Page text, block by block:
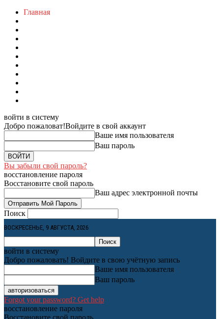
Главная
войти в систему
Добро пожаловат!Войдите в свой аккаунт
Ваше имя пользователя
Ваш пароль
Вы забыли свой пароль?
восстановление пароля
Восстановите свой пароль
Ваш адрес электронной почты
Поиск
ВОСКРЕСЕНЬЕ, 9 АВГУСТА, 2026
войти в систему
Добро пожаловать! Войдите в свою учётную запись
Ваше имя пользователя
Ваш пароль
Forgot your password? Get help
восстановление пароля
Восстановите свой пароль